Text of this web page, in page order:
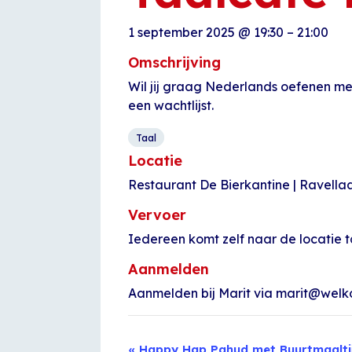
1 september 2025 @ 19:30 – 21:00
Omschrijving
Wil jij graag Nederlands oefenen
een wachtlijst.
Taal
Locatie
Restaurant De Bierkantine |
Vervoer
Iedereen komt zelf naar de locatie
Aanmelden
Aanmelden bij Marit via